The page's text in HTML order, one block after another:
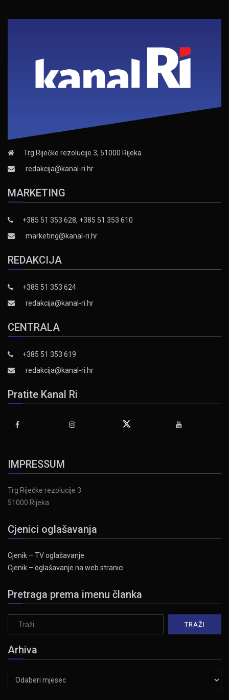
Trg Riječke rezolucije 3, 51000 Rijeka
redakcija@kanal-ri.hr
MARKETING
+385 51 353 628, +385 51 353 610
marketing@kanal-ri.hr
REDAKCIJA
+385 51 353 624
redakcija@kanal-ri.hr
CENTRALA
+385 51 353 619
redakcija@kanal-ri.hr
Pratite Kanal Ri
IMPRESSUM
Trg Riječke rezolucije 3
51000 Rijeka
Cjenici oglašavanja
Cjenik – TV oglašavanje
Cjenik – oglašavanje na web stranici
Pretraga prema imenu članka
Arhiva